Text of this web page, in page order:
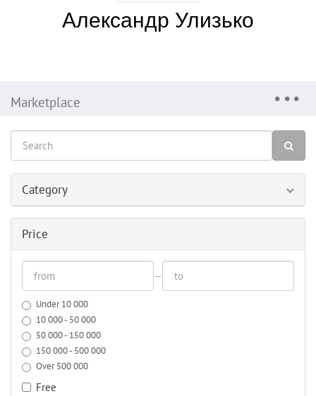
Александр Улизько
Marketplace
Category
Price
—
Under 10 000
10 000 - 50 000
50 000 - 150 000
150 000 - 500 000
Over 500 000
Free